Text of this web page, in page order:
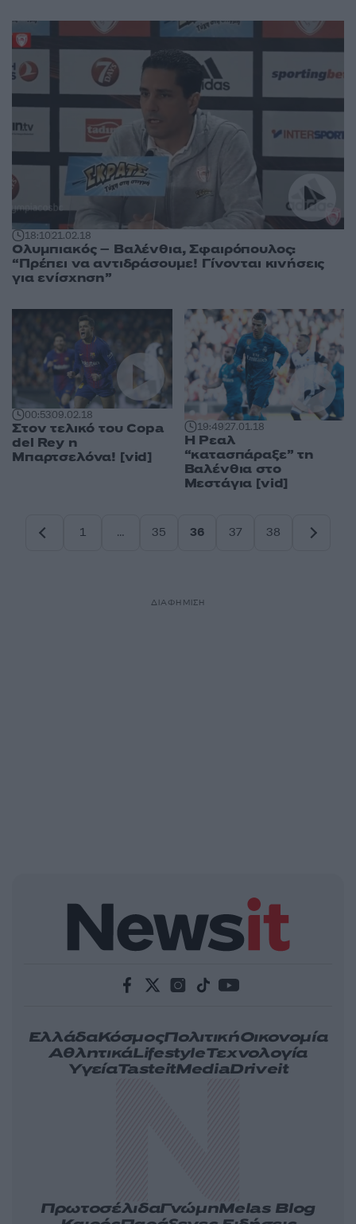
18:1021.02.18
Ολυμπιακός – Βαλένθια, Σφαιρόπουλος:
“Πρέπει να αντιδράσουμε! Γίνονται κινήσεις
για ενίσχηση”
00:5309.02.18
Στον τελικό του Copa
del Rey η
Μπαρτσελόνα! [vid]
19:4927.01.18
Η Ρεαλ
“κατασπάραξε” τη
Bαλένθια στο
Mεστάγια [vid]
1
…
35
36
37
38
ΔΙΑΦΗΜΙΣΗ
ΕλλάδαΚόσμοςΠολιτικήΟικονομία
ΑθλητικάLifestyleΤεχνολογία
ΥγείαTasteitMediaDriveit
ΠρωτοσέλιδαΓνώμηMelas Blog